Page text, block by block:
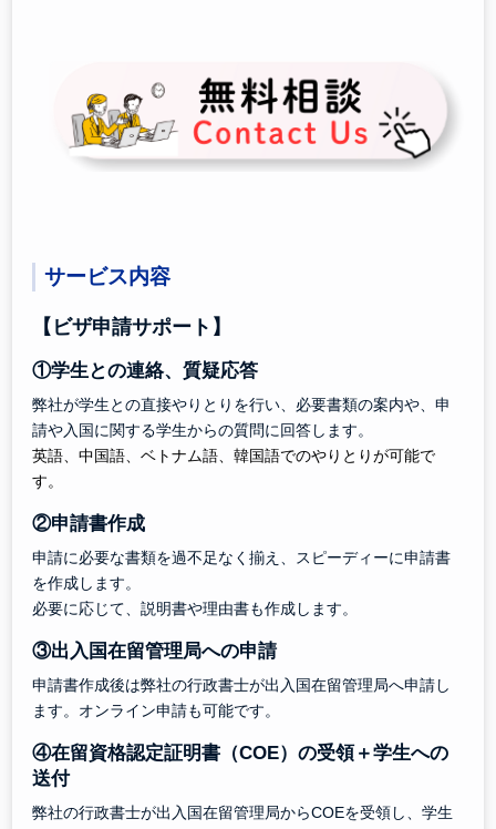
サービス内容
【ビザ申請サポート】
①学生との連絡、質疑応答
弊社が学生との直接やりとりを行い、必要書類の案内や、申
請や入国に関する学生からの質問に回答します。
英語、中国語、ベトナム語、韓国語でのやりとりが可能で
す。
②申請書作成
申請に必要な書類を過不足なく揃え、スピーディーに申請書
を作成します。
必要に応じて、説明書や理由書も作成します。
③出入国在留管理局への申請
申請書作成後は弊社の行政書士が出入国在留管理局へ申請し
ます。オンライン申請も可能です。
④在留資格認定証明書（COE）の受領＋学生への
送付
弊社の行政書士が出入国在留管理局からCOEを受領し、学生